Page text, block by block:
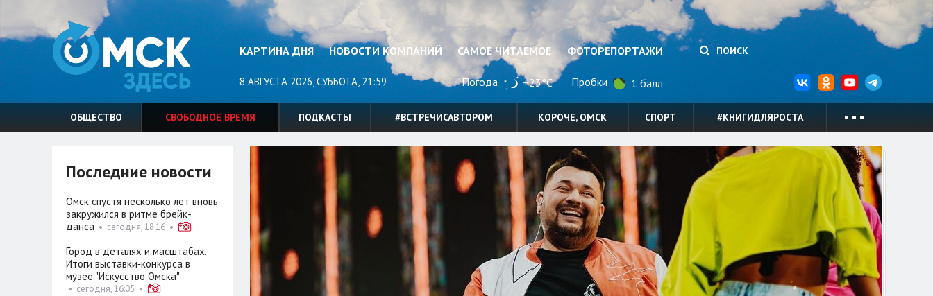
КАРТИНА ДНЯ НОВОСТИ КОМПАНИЙ САМОЕ ЧИТАЕМОЕ ФОТОРЕПОРТАЖИ ПОИСК
8 АВГУСТА 2026, СУББОТА, 21:59 Погода +23°C Пробки 1 балл
ОБЩЕСТВО СВОБОДНОЕ ВРЕМЯ ПОДКАСТЫ #ВСТРЕЧИСАВТОРОМ КОРОЧЕ, ОМСК СПОРТ #КНИГИДЛЯРОСТА
Последние новости
Омск спустя несколько лет вновь
закружился в ритме брейк-
данса• сегодня, 18:16•
Город в деталях и масштабах.
Итоги выставки‑конкурса в
музее "Искусство Омска"
• сегодня, 16:05 •